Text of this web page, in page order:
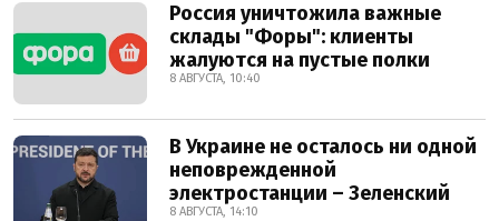
Россия уничтожила важные
склады "Форы": клиенты
жалуются на пустые полки
8 АВГУСТА, 10:40
В Украине не осталось ни одной
неповрежденной
электростанции – Зеленский
8 АВГУСТА, 14:10